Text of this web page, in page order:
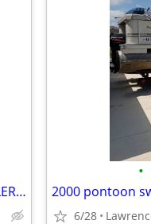
VINTAGE 1966 14FT. JON BOAT, BEAR TRAILER and Accessaties
•
2000 pontoon
6/28